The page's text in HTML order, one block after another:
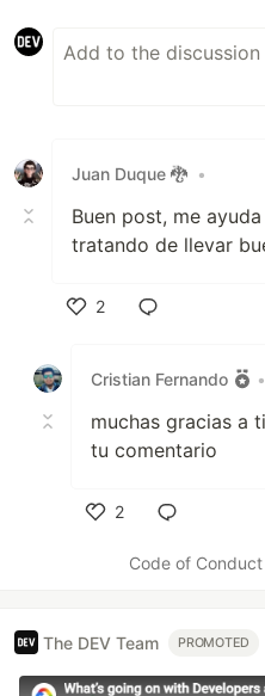
Juan Duque 🐉 •
Buen post, me
tratando de llevar
2
Cristian Fernando
•
muchas gracias a
tu comentario
2
Code of Conduct
The DEV Team PROMOTED